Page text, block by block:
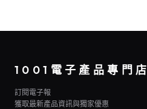
1001電子產品專門店
訂閱電子報
獲取最新產品資訊與獨家優惠